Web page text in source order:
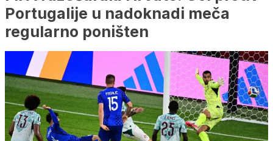
Portugalije u nadoknadi meča
regularno poništen